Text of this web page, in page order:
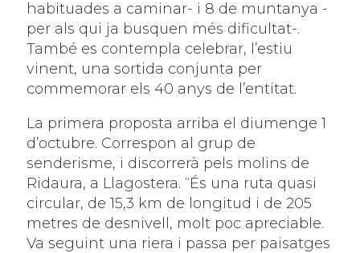
habituades a caminar- i 8 de muntanya -
per als qui ja busquen més dificultat-.
També es contempla celebrar, l’estiu
vinent, una sortida conjunta per
commemorar els 40 anys de l’entitat.
La primera proposta arriba el diumenge 1
d’octubre. Correspon al grup de
senderisme, i discorrerà pels molins de
Ridaura, a Llagostera. “És una ruta quasi
circular, de 15,3 km de longitud i de 205
metres de desnivell, molt poc apreciable.
Va seguint una riera i passa per paisatges